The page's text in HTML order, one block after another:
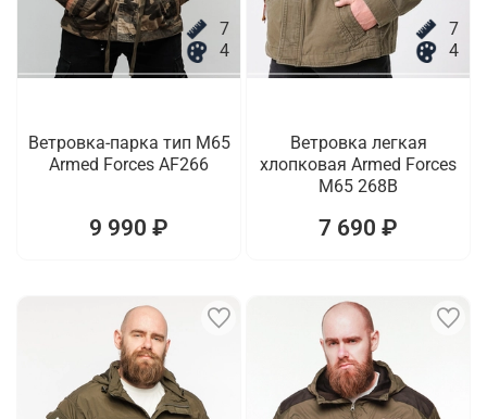
7
4
Ветровка-парка тип M65
Armed Forces AF266
9 990 ₽
7
4
Ветровка легкая
хлопковая Armed Forces
M65 268B
7 690 ₽